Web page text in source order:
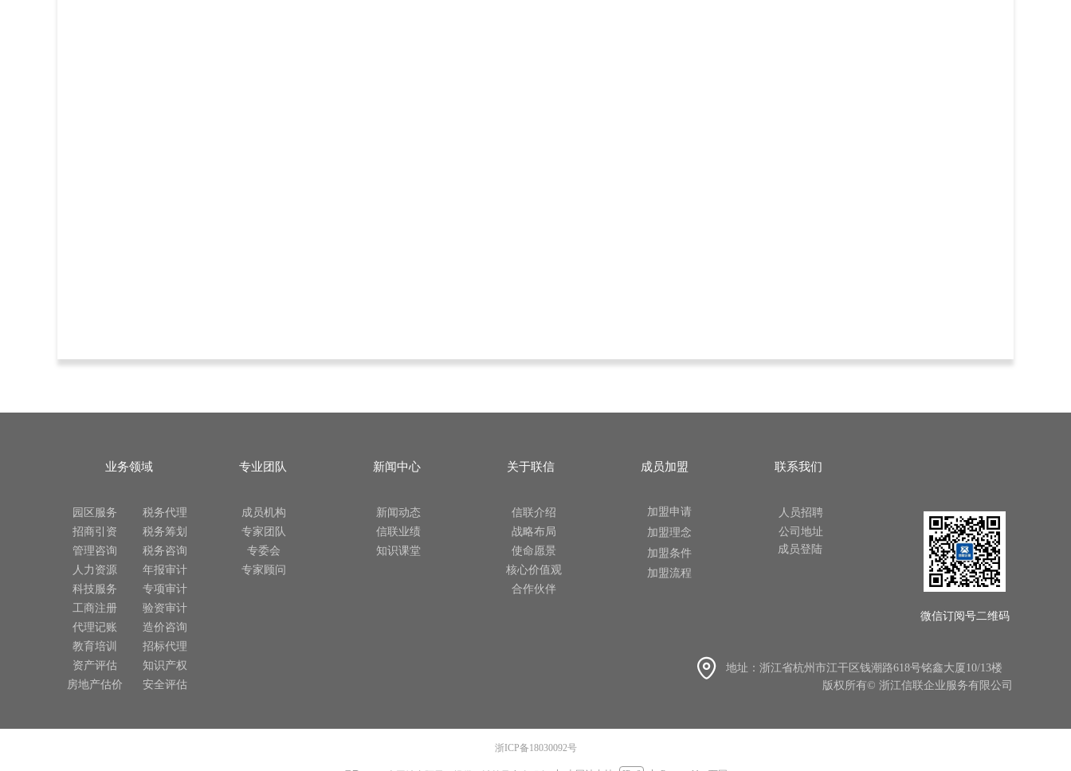
业务领域 专业团队 新闻中心 关于联信 成员加盟 联系我们
成员机构
专家团队
专委会
专家顾问
新闻动态
信联业绩
知识课堂
信联介绍
战略布局
使命愿景
核心价值观
合作伙伴
微信订阅号二维码
地址： 浙江省杭州市江干区钱潮路618号铭鑫大厦10/13楼
版权所有© 浙江信联企业服务有限公司
人员招聘
公司地址
加盟申请
加盟理念
加盟条件
加盟流程
园区服务
招商引资
管理咨询
人力资源
科技服务
工商注册
代理记账
教育培训
资产评估
房地产估价
税务代理
税务筹划
税务咨询
年报审计
专项审计
验资审计
造价咨询
招标代理
知识产权
安全评估
成员登陆
浙ICP备18030092号